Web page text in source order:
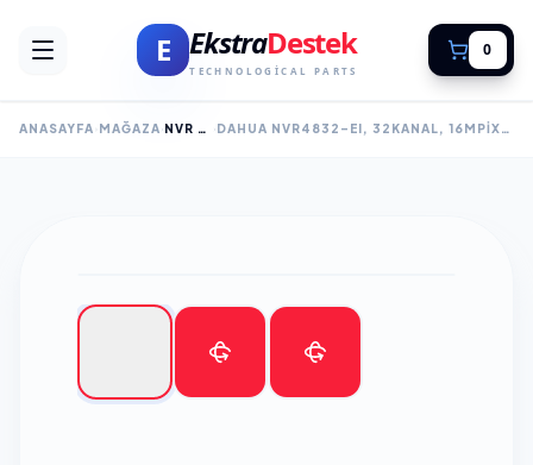
E EkstraDestek
TECHNOLOGICAL PARTS
0
ANASAYFA MAĞAZA NVR KAYIT CİHAZLARI DAHUA NVR4832-EI, 32KANAL, 16MPIX, H265+, 8 HDD DESTEĞI, 1080P KAYIT, 256MBPS BANT GENIŞLIĞI, 2 PORT GIGABIT LAN, NVR